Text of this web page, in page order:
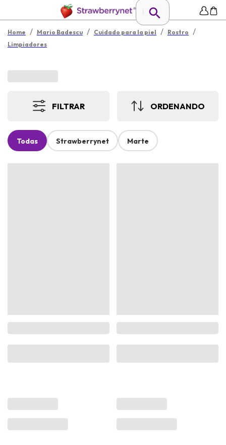
Home / Mario Badescu / Cuidado para la piel / Rostro /
Limpiadores
FILTRAR ORDENANDO
Todas Strawberrynet Marte